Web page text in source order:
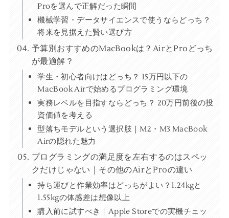
Proを選んで正解だった瞬間
機械学習・データサイエンスで使うならどっち？
将来を見据えた賢い選び方
予算別おすすめのMacBookは？AirとProどっち
が最適解？
学生・初心者向けはどっち？ 15万円以下の
MacBook Airで始めるプログラミング環境
実務レベルを目指すならどっち？ 20万円前後の投
資価値を考える
型落ちモデルという選択肢｜M2・M3 MacBook
Airの隠れた魅力
プログラミングの満足度を左右するのはスペッ
クだけじゃない｜その他のAirとProの違い
持ち運びと作業効率はどっちがよい？1.24kgと
1.55kgの体感差は想像以上
購入前に試すべき｜Apple Storeでの実機チェッ